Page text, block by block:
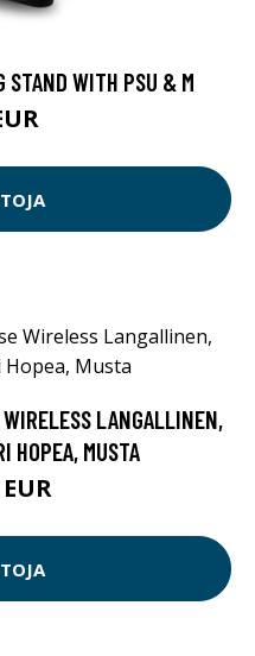
STAND WITH PSU & M
LANGALLINEN,
HOPEA, MUSTA